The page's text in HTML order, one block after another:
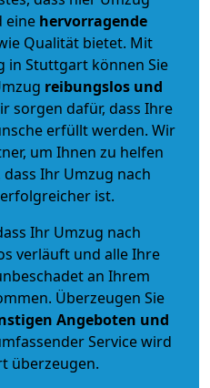
eine hervorragende
Qualität bietet. Mit
in Stuttgart können Sie
reibungslos und
sorgen dafür, dass Ihre
erfüllt werden. Wir
um Ihnen zu helfen
Ihr Umzug nach
ist.
Ihr Umzug nach
verläuft und alle Ihre
an Ihrem
Überzeugen Sie
Angeboten und
Service wird
überzeugen.